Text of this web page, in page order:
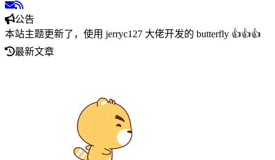
公告
本站主题更新了，使用 jerryc127 大佬开发的 butterfly 👍👍👍
最新文章